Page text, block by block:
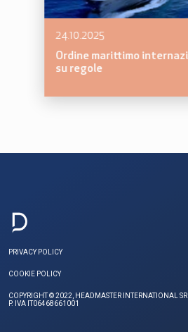
24.10.2025
Ordine marittimo
su regole
PRIVACY POLICY
COOKIE POLICY
COPYRIGHT © 2022, HEADMASTER INTERNATIONAL
P. IVA IT06468661001